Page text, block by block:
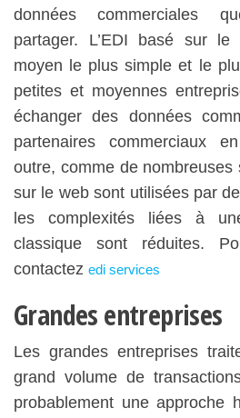
données commerciales
partager. L’EDI basé sur
moyen le plus simple et le
petites et moyennes
échanger des données
partenaires commerciaux
outre, comme de
sur le web sont utilisées par
les complexités liées à
classique sont réduites.
contactez edi services
Grandes entreprises
Les grandes entreprises
grand volume de
probablement une approche